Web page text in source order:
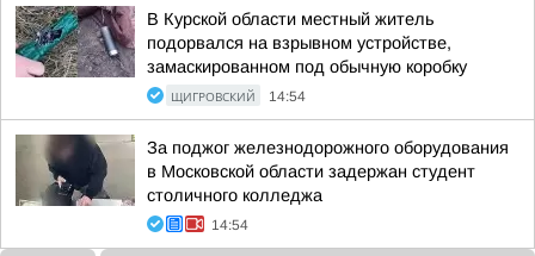
В Курской области местный житель
подорвался на взрывном устройстве,
замаскированном под обычную коробку
ЩИГРОВСКИЙ 14:54
За поджог железнодорожного оборудования
в Московской области задержан студент
столичного колледжа
14:54